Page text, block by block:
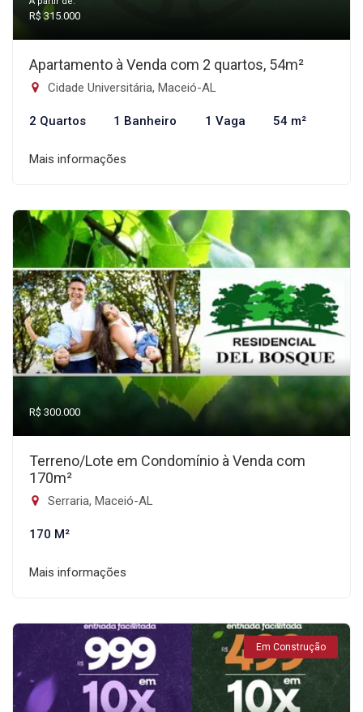
R$ 315.000
Apartamento à Venda com 2 quartos, 54m²
Cidade Universitária, Maceió-AL
2 Quartos 1 Banheiro 1 Vaga 54 m²
Mais informações
R$ 300.000
Terreno/Lote em Condomínio à Venda com
170m²
Serraria, Maceió-AL
170 M²
Mais informações
Em Construção